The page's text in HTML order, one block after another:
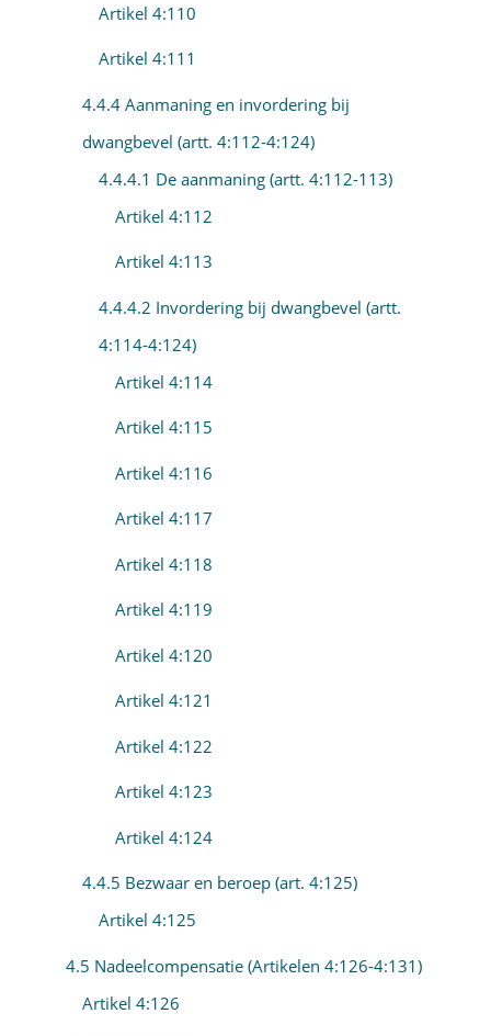
Artikel 4:110
Artikel 4:111
4.4.4 Aanmaning en invordering bij
dwangbevel (artt. 4:112-4:124)
4.4.4.1 De aanmaning (artt. 4:112-113)
Artikel 4:112
Artikel 4:113
4.4.4.2 Invordering bij dwangbevel (artt.
4:114-4:124)
Artikel 4:114
Artikel 4:115
Artikel 4:116
Artikel 4:117
Artikel 4:118
Artikel 4:119
Artikel 4:120
Artikel 4:121
Artikel 4:122
Artikel 4:123
Artikel 4:124
4.4.5 Bezwaar en beroep (art. 4:125)
Artikel 4:125
4.5 Nadeelcompensatie (Artikelen 4:126-4:131)
Artikel 4:126